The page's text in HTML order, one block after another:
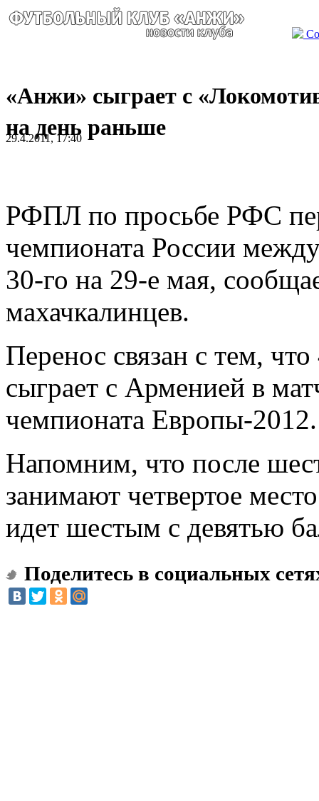
«Анжи» сыграет с
на день раньше
29.4.2011, 17:40
РФПЛ по просьбе РФС
чемпионата России
30-го на 29-е мая,
махачкалинцев.
Перенос связан с тем,
сыграет с Арменией в
чемпионата Европы-2012.
Напомним, что после
занимают четвертое
идет шестым с девятью
Поделитесь в социальных